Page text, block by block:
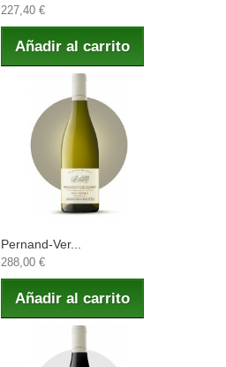
227,40 €
Añadir al carrito
Pernand-Ver...
288,00 €
Añadir al carrito